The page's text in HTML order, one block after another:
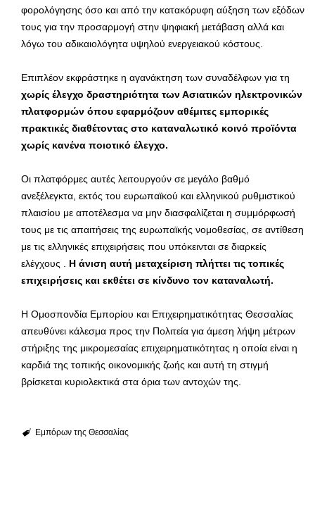
φορολόγησης όσο και από την κατακόρυφη αύξηση των εξόδων
τους για την προσαρμογή στην ψηφιακή μετάβαση αλλά και
λόγω του αδικαιολόγητα υψηλού ενεργειακού κόστους.
Επιπλέον εκφράστηκε η αγανάκτηση των συναδέλφων για τη
χωρίς έλεγχο δραστηριότητα των Ασιατικών ηλεκτρονικών
πλατφορμών όπου εφαρμόζουν αθέμιτες εμπορικές
πρακτικές διαθέτοντας στο καταναλωτικό κοινό προϊόντα
χωρίς κανένα ποιοτικό έλεγχο.
Οι πλατφόρμες αυτές λειτουργούν σε μεγάλο βαθμό
ανεξέλεγκτα, εκτός του ευρωπαϊκού και ελληνικού ρυθμιστικού
πλαισίου με αποτέλεσμα να μην διασφαλίζεται η συμμόρφωσή
τους με τις απαιτήσεις της ευρωπαϊκής νομοθεσίας, σε αντίθεση
με τις ελληνικές επιχειρήσεις που υπόκεινται σε διαρκείς
ελέγχους . Η άνιση αυτή μεταχείριση πλήττει τις τοπικές
επιχειρήσεις και εκθέτει σε κίνδυνο τον καταναλωτή.
Η Ομοσπονδία Εμπορίου και Επιχειρηματικότητας Θεσσαλίας
απευθύνει κάλεσμα προς την Πολιτεία για άμεση λήψη μέτρων
στήριξης της μικρομεσαίας επιχειρηματικότητας η οποία είναι η
καρδιά της τοπικής οικονομικής ζωής και αυτή τη στιγμή
βρίσκεται κυριολεκτικά στα όρια των αντοχών της.
Εμπόρων της Θεσσαλίας